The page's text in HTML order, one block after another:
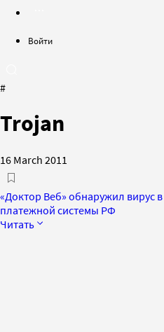
Войти
#
Trojan
16 March 2011
«Доктор Веб» обнаружил вирус
платежной системы РФ
Читать